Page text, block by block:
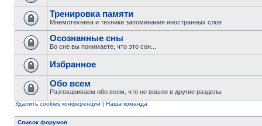
Тренировка памяти
Мнемотехника и техники запоминания иностранных слов
Осознанные сны
Во сне вы понимаете, что это сон...
Избранное
Обо всем
Разговариваем обо всем, что не вошло в другие разделы
Удалить cookies конференции | Наша команда
Список форумов